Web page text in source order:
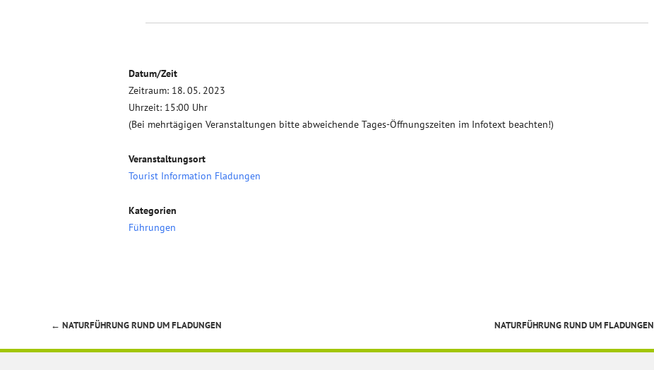
Datum/Zeit
Zeitraum: 18. 05. 2023
Uhrzeit: 15:00 Uhr
(Bei mehrtägigen Veranstaltungen bitte abweichende Tages-Öffnungszeiten im Infotext beachten!)
Veranstaltungsort
Tourist Information Fladungen
Kategorien
Führungen
Beitragsnavigation
← NATURFÜHRUNG RUND UM FLADUNGEN NATURFÜHRUNG RUND UM FLADUNGEN